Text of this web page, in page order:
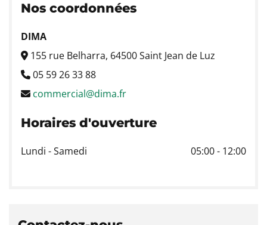
Nos coordonnées
DIMA
 155 rue Belharra, 64500 Saint Jean de Luz
 05 59 26 33 88
 commercial@dima.fr
Horaires d'ouverture
Lundi - Samedi 05:00 - 12:00